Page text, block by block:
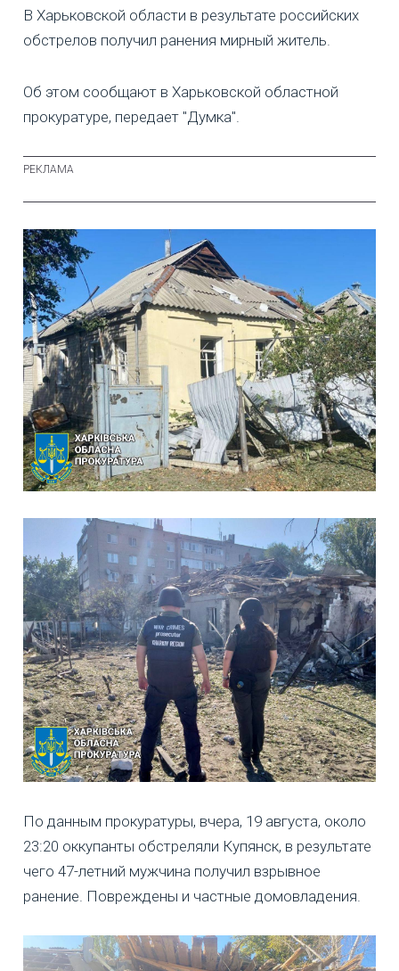
В Харьковской области в результате российских
обстрелов получил ранения мирный житель.
Об этом сообщают в Харьковской областной
прокуратуре, передает "Думка".
По данным прокуратуры, вчера, 19 августа, около
23:20 оккупанты обстреляли Купянск, в результате
чего 47-летний мужчина получил взрывное
ранение. Повреждены и частные домовладения.